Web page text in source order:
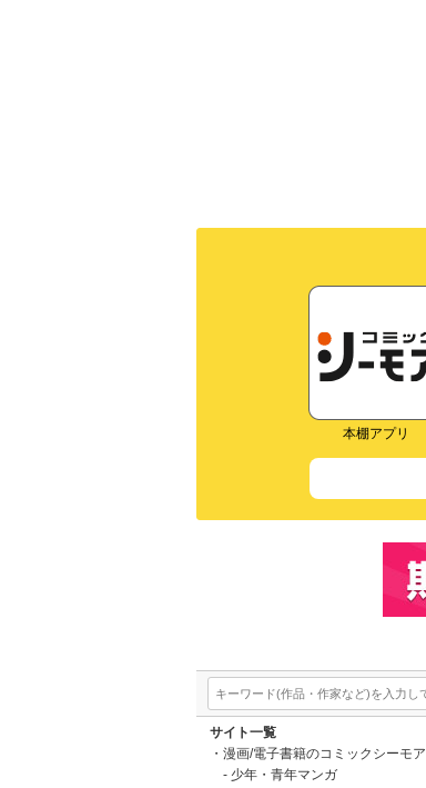
本棚アプリ
サイト一覧
漫画/電子書籍のコミックシーモア
少年・青年マンガ